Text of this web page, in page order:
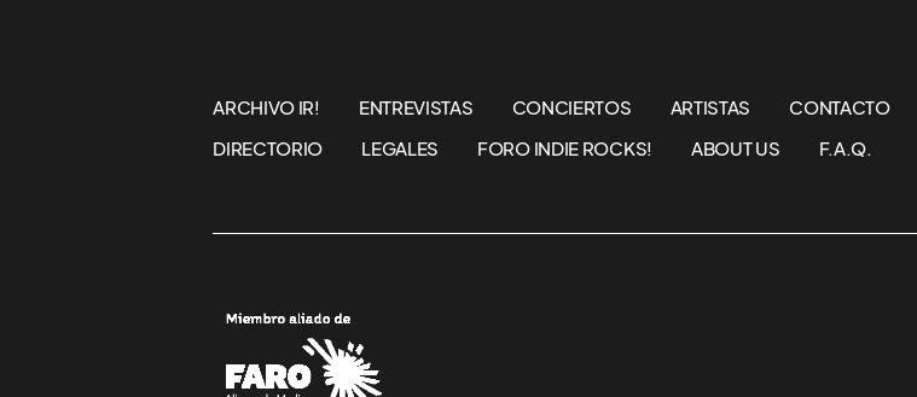
ARCHIVO IR! ENTREVISTAS CONCIERTOS ARTISTAS
CONTACTO
DIRECTORIO
LEGALES FORO INDIE ROCKS! ABOUT US F.A.Q.